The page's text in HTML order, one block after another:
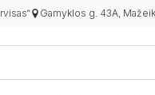
Gamyklos g. 43A,